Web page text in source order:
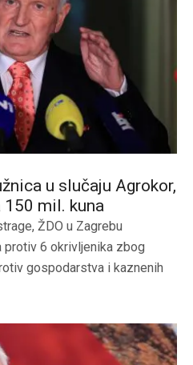
u slučaju Agrokor,
150 mil. kuna
ŽDO u Zagrebu
protiv 6 okrivljenika zbog
gospodarstva i kaznenih